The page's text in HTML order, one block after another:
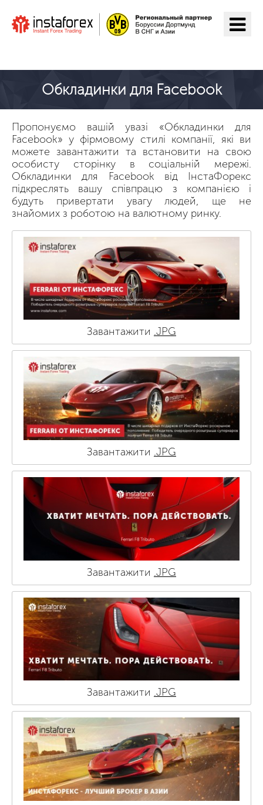
Обкладинки для Facebook
Пропонуємо вашій увазі «Обкладинки для
Facebook» у фірмовому стилі компанії, які ви
можете завантажити та встановити на свою
особисту сторінку в соціальній мережі.
Обкладинки для Facebook від ІнстаФорекс
підкреслять вашу співпрацю з компанією і
будуть привертати увагу людей, ще не
знайомих з роботою на валютному ринку.
Завантажити .JPG
Завантажити .JPG
Завантажити .JPG
Завантажити .JPG